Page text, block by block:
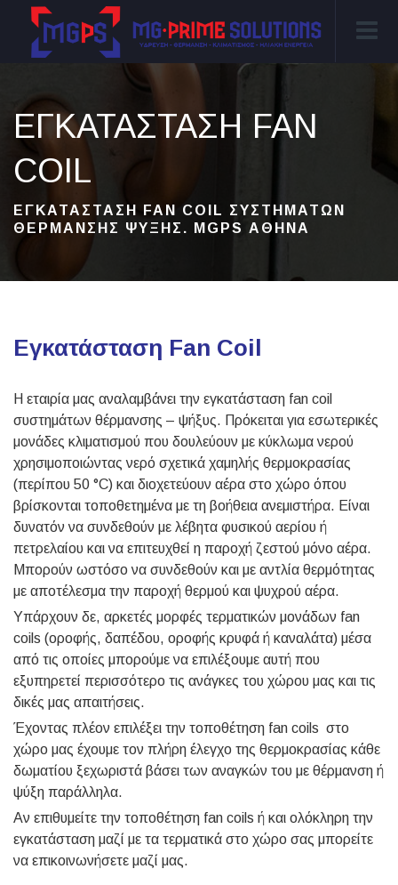
ΕΓΚΑΤΆΣΤΑΣΗ FAN
COIL
ΕΓΚΑΤΆΣΤΑΣΗ FAN COIL ΣΥΣΤΗΜΆΤΩΝ
ΘΈΡΜΑΝΣΗΣ ΨΎΞΗΣ. MGPS ΑΘΉΝΑ
Εγκατάσταση Fan Coil
Η εταιρία μας αναλαμβάνει την εγκατάσταση fan coil
συστημάτων θέρμανσης – ψήξυς. Πρόκειται για εσωτερικές
μονάδες κλιματισμού που δουλεύουν με κύκλωμα νερού
χρησιμοποιώντας νερό σχετικά χαμηλής θερμοκρασίας
(περίπου 50 °C) και διοχετεύουν αέρα στο χώρο όπου
βρίσκονται τοποθετημένα με τη βοήθεια ανεμιστήρα. Είναι
δυνατόν να συνδεθούν με λέβητα φυσικού αερίου ή
πετρελαίου και να επιτευχθεί η παροχή ζεστού μόνο αέρα.
Μπορούν ωστόσο να συνδεθούν και με αντλία θερμότητας
με αποτέλεσμα την παροχή θερμού και ψυχρού αέρα.
Υπάρχουν δε, αρκετές μορφές τερματικών μονάδων fan
coils (οροφής, δαπέδου, οροφής κρυφά ή καναλάτα) μέσα
από τις οποίες μπορούμε να επιλέξουμε αυτή που
εξυπηρετεί περισσότερο τις ανάγκες του χώρου μας και τις
δικές μας απαιτήσεις.
Έχοντας πλέον επιλέξει την τοποθέτηση fan coils στο
χώρο μας έχουμε τον πλήρη έλεγχο της θερμοκρασίας κάθε
δωματίου ξεχωριστά βάσει των αναγκών του με θέρμανση ή
ψύξη παράλληλα.
Αν επιθυμείτε την τοποθέτηση fan coils ή και ολόκληρη την
εγκατάσταση μαζί με τα τερματικά στο χώρο σας μπορείτε
να επικοινωνήσετε μαζί μας.